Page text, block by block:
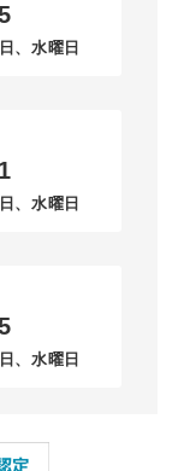
、水曜日
、水曜日
、水曜日